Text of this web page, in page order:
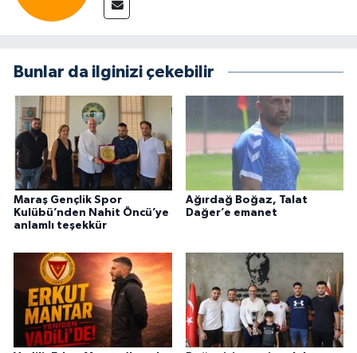
Bunlar da ilginizi çekebilir
Maraş Gençlik Spor
Kulübü’nden Nahit Öncü’ye
anlamlı teşekkür
Ağırdağ Boğaz, Talat
Dağer’e emanet